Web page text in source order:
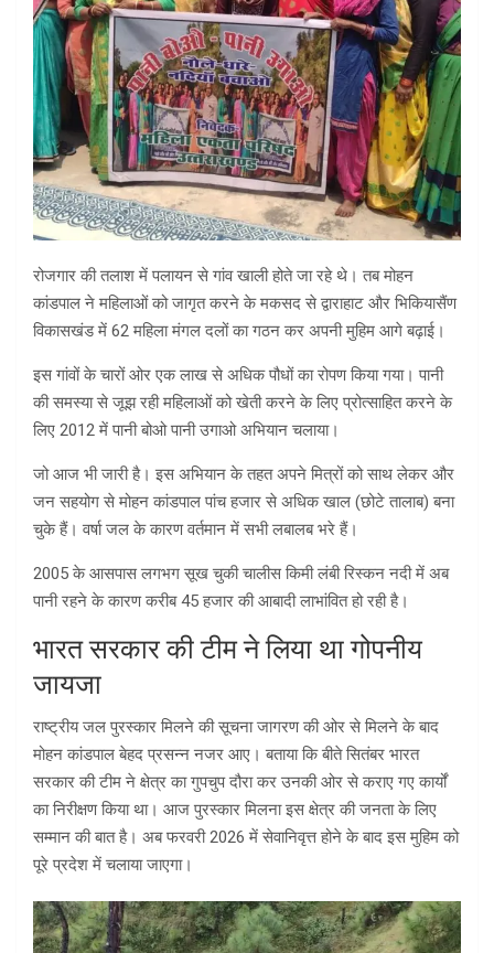
रोजगार की तलाश में पलायन से गांव खाली होते जा रहे थे। तब मोहन
कांडपाल ने महिलाओं को जागृत करने के मकसद से द्वाराहाट और भिकियासैंण
विकासखंड में 62 महिला मंगल दलों का गठन कर अपनी मुहिम आगे बढ़ाई।
इस गांवों के चारों ओर एक लाख से अधिक पौधों का रोपण किया गया। पानी
की समस्या से जूझ रही महिलाओं को खेती करने के लिए प्रोत्साहित करने के
लिए 2012 में पानी बोओ पानी उगाओ अभियान चलाया।
जो आज भी जारी है। इस अभियान के तहत अपने मित्रों को साथ लेकर और
जन सहयोग से मोहन कांडपाल पांच हजार से अधिक खाल (छोटे तालाब) बना
चुके हैं। वर्षा जल के कारण वर्तमान में सभी लबालब भरे हैं।
2005 के आसपास लगभग सूख चुकी चालीस किमी लंबी रिस्कन नदी में अब
पानी रहने के कारण करीब 45 हजार की आबादी लाभांवित हो रही है।
भारत सरकार की टीम ने लिया था गोपनीय
जायजा
राष्ट्रीय जल पुरस्कार मिलने की सूचना जागरण की ओर से मिलने के बाद
मोहन कांडपाल बेहद प्रसन्न नजर आए। बताया कि बीते सितंबर भारत
सरकार की टीम ने क्षेत्र का गुपचुप दौरा कर उनकी ओर से कराए गए कार्यों
का निरीक्षण किया था। आज पुरस्कार मिलना इस क्षेत्र की जनता के लिए
सम्मान की बात है। अब फरवरी 2026 में सेवानिवृत्त होने के बाद इस मुहिम को
पूरे प्रदेश में चलाया जाएगा।